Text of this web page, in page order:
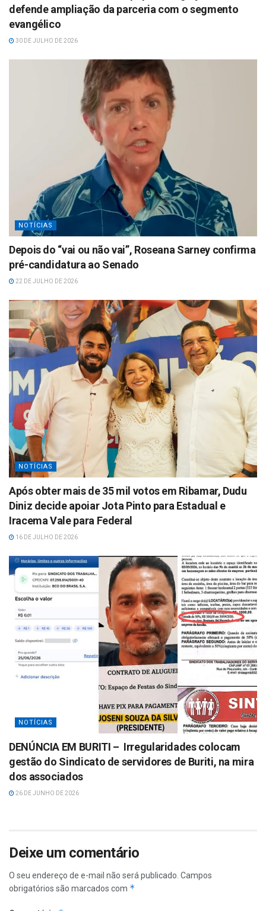
defende ampliação da parceria com o segmento
evangélico
30 DE JULHO DE 2026
NOTÍCIAS
Depois do “vai ou não vai”, Roseana Sarney confirma
pré-candidatura ao Senado
22 DE JULHO DE 2026
NOTÍCIAS
Após obter mais de 35 mil votos em Ribamar, Dudu
Diniz decide apoiar Jota Pinto para Estadual e
Iracema Vale para Federal
16 DE JULHO DE 2026
NOTÍCIAS
DENÚNCIA EM BURITI – Irregularidades colocam
gestão do Sindicato de servidores de Buriti, na mira
dos associados
26 DE JUNHO DE 2026
Deixe um comentário
O seu endereço de e-mail não será publicado. Campos
obrigatórios são marcados com *